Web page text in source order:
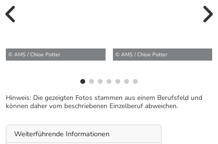
© AMS / Chloe Potter © AMS / Chloe Potter
Hinweis: Die gezeigten Fotos stammen aus einem Berufsfeld und
können daher vom beschriebenen Einzelberuf abweichen.
Weiterführende Informationen